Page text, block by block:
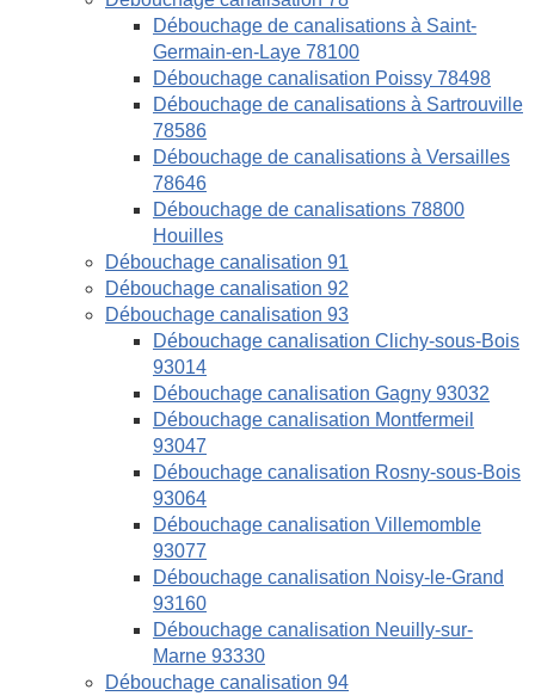
Débouchage de canalisations à Saint-
Germain-en-Laye 78100
Débouchage canalisation Poissy 78498
Débouchage de canalisations à Sartrouville
78586
Débouchage de canalisations à Versailles
78646
Débouchage de canalisations 78800
Houilles
Débouchage canalisation 91
Débouchage canalisation 92
Débouchage canalisation 93
Débouchage canalisation Clichy-sous-Bois
93014
Débouchage canalisation Gagny 93032
Débouchage canalisation Montfermeil
93047
Débouchage canalisation Rosny-sous-Bois
93064
Débouchage canalisation Villemomble
93077
Débouchage canalisation Noisy-le-Grand
93160
Débouchage canalisation Neuilly-sur-
Marne 93330
Débouchage canalisation 94